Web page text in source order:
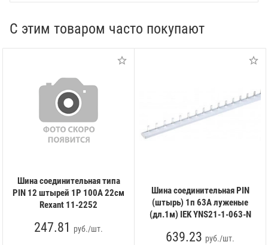
С этим товаром часто покупают
Шина соединительная типа
PIN 12 штырей 1Р 100А 22см
Rexant 11-2252
247.81 руб./шт.
Шина соединительная PIN
(штырь) 1п 63А луженые
(дл.1м) IEK YNS21-1-063-N
639.23 руб./шт.